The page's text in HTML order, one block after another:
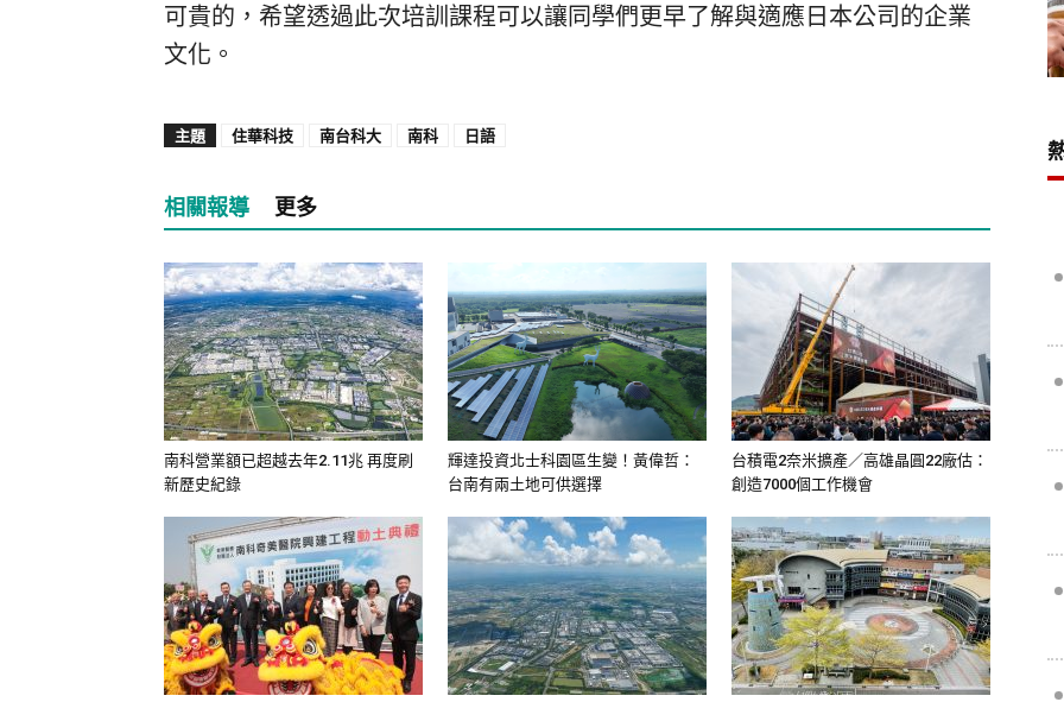
可貴的，希望透過此次培訓課程可以讓同學們更早了解與適應日本公司的企業
文化。
主題 住華科技 南台科大 南科 日語
相關報導 更多
南科營業額已超越去年2.11兆 再度刷
新歷史紀錄
輝達投資北士科園區生變！黃偉哲：
台南有兩土地可供選擇
台積電2奈米擴產／高雄晶圓22廠估：
創造7000個工作機會